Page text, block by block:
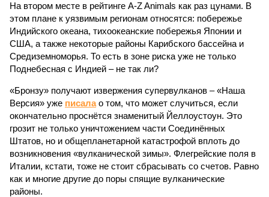
На втором месте в рейтинге A-Z Animals как раз цунами. В
этом плане к уязвимым регионам относятся: побережье
Индийского океана, тихо­океанские побережья Японии и
США, а также некоторые районы Карибского бассейна и
Средиземноморья. То есть в зоне риска уже не только
Поднебесная с Индией – не так ли?
«Бронзу» получают извержения супервулканов – «Наша
Версия» уже писалао том, что может случиться, если
окончательно проснётся знаменитый Йеллоустоун. Это
грозит не только уничтожением части Соединённых
Штатов, но и общепланетарной катастрофой вплоть до
возникновения «вулканической зимы». Флегрейские поля в
Италии, кстати, тоже не стоит сбрасывать со счетов. Равно
как и многие другие до поры спящие вулканические
районы.